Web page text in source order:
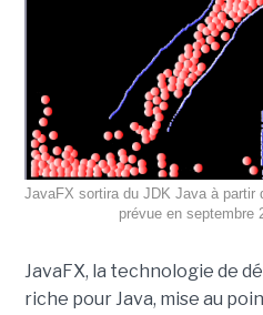
JavaFX sortira du JDK Java à partir
prévue en septembre
JavaFX, la technologie de
riche pour Java, mise au